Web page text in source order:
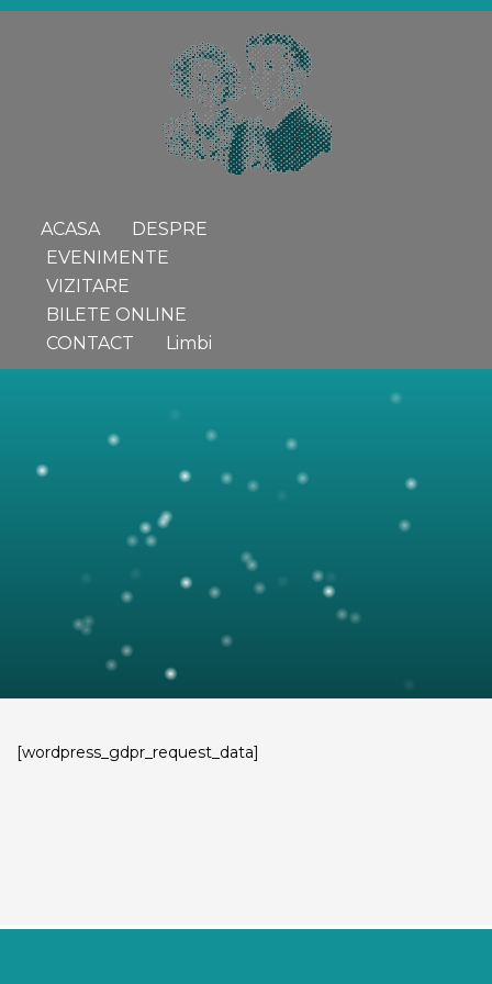
ACASA
DESPRE
EVENIMENTE
VIZITARE
BILETE ONLINE
CONTACT
Limbi
[wordpress_gdpr_request_data]